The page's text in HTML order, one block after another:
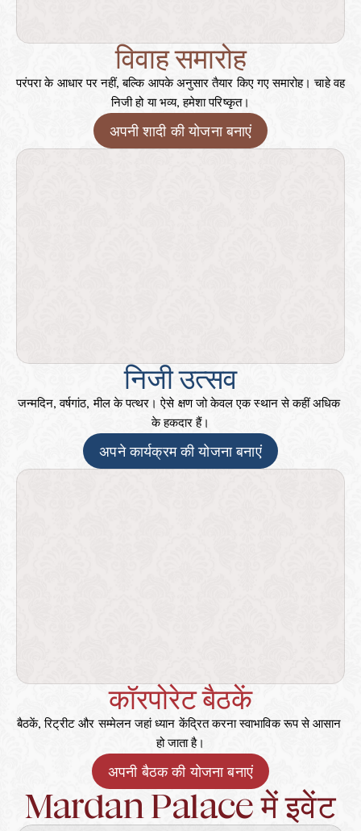
विवाह समारोह
परंपरा के आधार पर नहीं, बल्कि आपके अनुसार तैयार किए गए समारोह। चाहे वह
निजी हो या भव्य, हमेशा परिष्कृत।
अपनी शादी की योजना बनाएं
निजी उत्सव
जन्मदिन, वर्षगांठ, मील के पत्थर। ऐसे क्षण जो केवल एक स्थान से कहीं अधिक
के हकदार हैं।
अपने कार्यक्रम की योजना बनाएं
कॉरपोरेट बैठकें
बैठकें, रिट्रीट और सम्मेलन जहां ध्यान केंद्रित करना स्वाभाविक रूप से आसान
हो जाता है।
अपनी बैठक की योजना बनाएं
Mardan Palace में इवेंट